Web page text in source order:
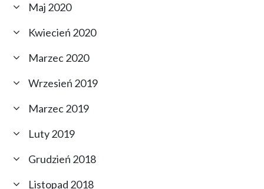
Maj 2020
Kwiecień 2020
Marzec 2020
Wrzesień 2019
Marzec 2019
Luty 2019
Grudzień 2018
Listopad 2018